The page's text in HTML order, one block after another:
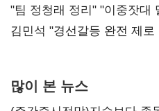
"팀 정청래 정리" "이중잣대
다툼 격화
김민석 "경선갈등 완전 제
많이 본 뉴스